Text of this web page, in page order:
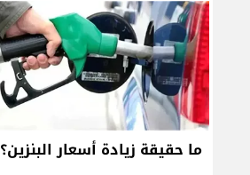
ما حقيقة زيادة أسعار البنزين؟